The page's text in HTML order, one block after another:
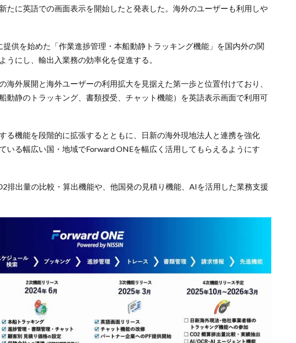
たに英語での画面表示を開始したと発表した。海外のユーザーも利用しや
供を始めた「作業進捗管理・本船動静トラッキング機能」を国内外の関
うにし、輸出入業務の効率化を促進する。
海外展開と海外ユーザーの利用拡大を見据えた第一歩と位置付けており、
動静のトラッキング、書類授受、チャット機能）を英語表示画面で利用可
る機能を段階的に拡張するとともに、日新の海外現地法人と連携を強化
いる幅広い国・地域でForward ONEを幅広く活用してもらえるようにす
排出量の比較・算出機能や、他国発の見積り機能、AIを活用した業務支援